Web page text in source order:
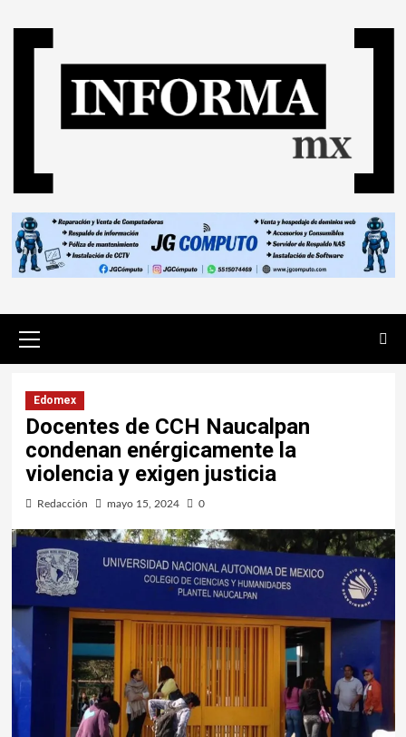
Edomex
Docentes de CCH Naucalpan
condenan enérgicamente la
violencia y exigen justicia
Redacción mayo 15, 2024 0